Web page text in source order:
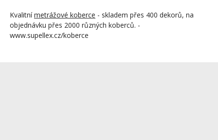
Kvalitnímetrážové koberce - skladem přes 400 dekorů, na
objednávku přes 2000 různých koberců. -
www.supellex.cz/koberce